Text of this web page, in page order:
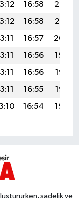
16:58
20:03
16:58
20:01
16:57
20:00
16:56
19:59
16:56
19:57
16:55
19:56
16:54 19:54
sadelik ve